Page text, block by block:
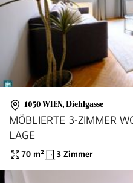
1050 WIEN, Diehlgasse
MÖBLIERTE 3-ZIMMER
LAGE
70 m² 3 Zimmer